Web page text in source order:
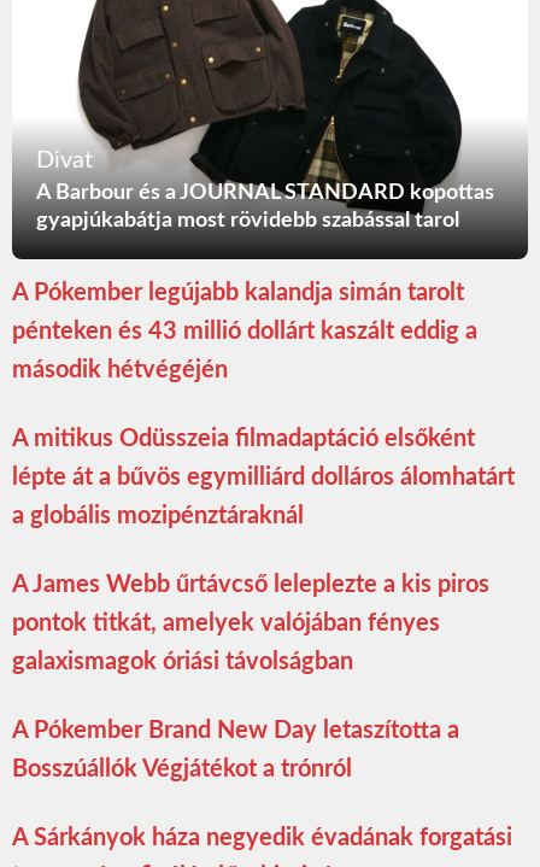
Divat
A Barbour és a JOURNAL STANDARD kopottas
gyapjúkabátja most rövidebb szabással tarol
A Pókember legújabb kalandja simán tarolt
pénteken és 43 millió dollárt kaszált eddig a
második hétvégéjén
A mitikus Odüsszeia filmadaptáció elsőként
lépte át a bűvös egymilliárd dolláros álomhatárt
a globális mozipénztáraknál
A James Webb űrtávcső leleplezte a kis piros
pontok titkát, amelyek valójában fényes
galaxismagok óriási távolságban
A Pókember Brand New Day letaszította a
Bosszúállók Végjátékot a trónról
A Sárkányok háza negyedik évadának forgatási